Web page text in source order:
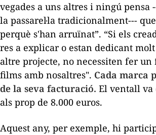
vegades a uns altres i ningú pensa
la passarel·la tradicionalment---
perquè s'han arruïnat”. “Si els
res a explicar o estan dedicant
altre projecte, no necessiten fer un
films amb nosaltres". Cada marca
de la seva facturació. El ventall va
als prop de 8.000 euros.
Aquest any, per exemple, hi